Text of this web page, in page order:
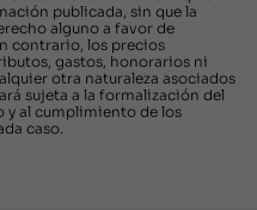
publicada, sin que la
alguno a favor de
contrario, los precios
gastos, honorarios ni
otra naturaleza asociados
sujeta a la formalización del
al cumplimiento de los
caso.